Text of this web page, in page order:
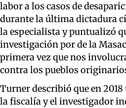
labor a los casos de
durante la última dictadura
la especialista y puntualizó
investigación por de la
primera vez que nos
contra los pueblos
Turner describió que en
la fiscalía y el investigador